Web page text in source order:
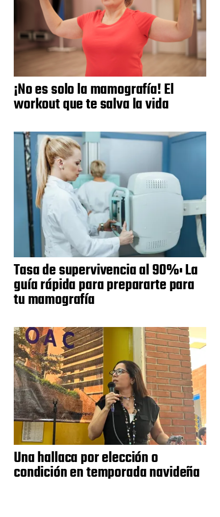
¡No es solo la mamografía! El
workout que te salva la vida
Tasa de supervivencia al 90%: La
guía rápida para prepararte para
tu mamografía
Una hallaca por elección o
condición en temporada navideña